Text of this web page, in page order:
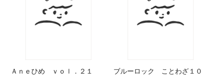
Ａｎｅひめ ｖｏｌ．２１
ブルーロック ことわざ１０